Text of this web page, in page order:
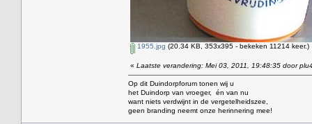
1955.jpg (20.34 KB, 353x395 - bekeken 11214 keer.)
« Laatste verandering: Mei 03, 2011, 19:48:35 door
Op dit Duindorpforum tonen wij u
het Duindorp van vroeger, én van nu
want niets verdwijnt in de vergetelheidszee,
geen branding neemt onze herinnering mee!